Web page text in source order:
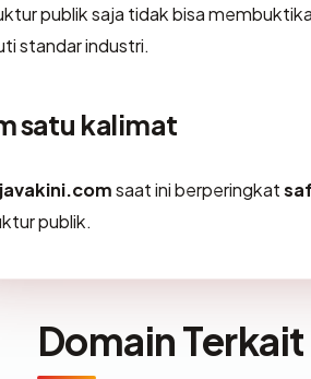
publik saja tidak bisa
standar industri.
satu kalimat
saat ini berperingkat
publik.
Domain Terkait